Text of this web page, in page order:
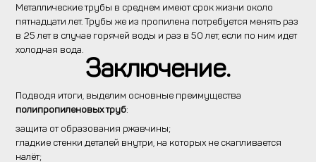
Металлические трубы в среднем имеют срок жизни около
пятнадцати лет. Трубы же из пропилена потребуется менять раз
в 25 лет в случае горячей воды и раз в 50 лет, если по ним идет
холодная вода.
Заключение.
Подводя итоги, выделим основные преимущества
полипропиленовых труб:
защита от образования ржавчины;
гладкие стенки деталей внутри, на которых не скапливается
налёт;